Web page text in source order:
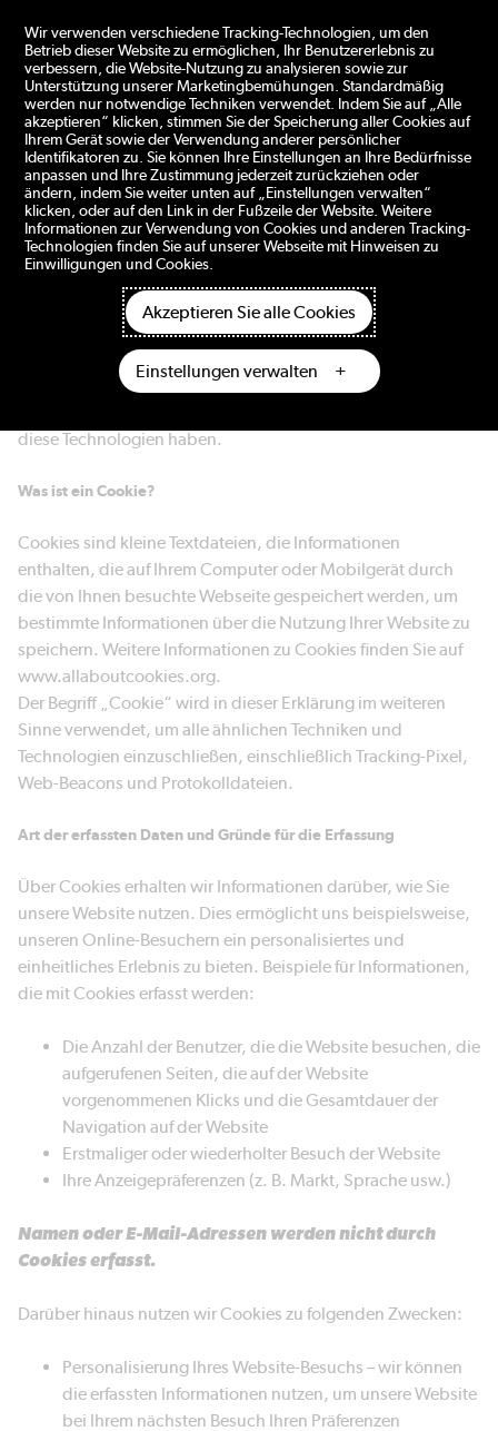
Cookie-Hinweis
Datenschutz hat bei Dometic oberste Priorität. Die
vorliegende Cookie-Richtlinie (die „Richtlinie“) erläutert, wie
die Dometic Group AB (AG) und ihre verbundenen
Unternehmen Cookies und ähnliche Technologien einsetzen,
um Sie wiederzuerkennen, wenn Sie unsere mit dieser
Richtlinie verlinkten Internetseiten besuchen (die
„Website“). Die Richtlinie erläutert, was diese Technologien
diese Technologien haben.
Was ist ein Cookie?
Cookies sind kleine Textdateien, die Informationen
enthalten, die auf Ihrem Computer oder Mobilgerät durch
die von Ihnen besuchte Webseite gespeichert werden, um
bestimmte Informationen über die Nutzung Ihrer Website zu
speichern. Weitere Informationen zu Cookies finden Sie auf
www.allaboutcookies.org.
Der Begriff „Cookie“ wird in dieser Erklärung im weiteren
Sinne verwendet, um alle ähnlichen Techniken und
Technologien einzuschließen, einschließlich Tracking-Pixel,
Web-Beacons und Protokolldateien.
Art der erfassten Daten und Gründe für die Erfassung
Über Cookies erhalten wir Informationen darüber, wie Sie
unsere Website nutzen. Dies ermöglicht uns beispielsweise,
unseren Online-Besuchern ein personalisiertes und
einheitliches Erlebnis zu bieten. Beispiele für Informationen,
die mit Cookies erfasst werden:
Die Anzahl der Benutzer, die die Website besuchen, die
aufgerufenen Seiten, die auf der Website
vorgenommenen Klicks und die Gesamtdauer der
Navigation auf der Website
Erstmaliger oder wiederholter Besuch der Website
Ihre Anzeigepräferenzen (z. B. Markt, Sprache usw.)
Namen oder E-Mail-Adressen werden nicht durch
Cookies erfasst.
Darüber hinaus nutzen wir Cookies zu folgenden Zwecken:
Personalisierung Ihres Website-Besuchs – wir können
die erfassten Informationen nutzen, um unsere Website
bei Ihrem nächsten Besuch Ihren Präferenzen
Wir verwenden verschiedene Tracking-Technologien, um den
Betrieb dieser Website zu ermöglichen, Ihr Benutzererlebnis zu
verbessern, die Website-Nutzung zu analysieren sowie zur
Unterstützung unserer Marketingbemühungen. Standardmäßig
werden nur notwendige Techniken verwendet. Indem Sie auf „Alle
akzeptieren“ klicken, stimmen Sie der Speicherung aller Cookies auf
Ihrem Gerät sowie der Verwendung anderer persönlicher
Identifikatoren zu. Sie können Ihre Einstellungen an Ihre Bedürfnisse
anpassen und Ihre Zustimmung jederzeit zurückziehen oder
ändern, indem Sie weiter unten auf „Einstellungen verwalten“
klicken, oder auf den Link in der Fußzeile der Website. Weitere
Informationen zur Verwendung von Cookies und anderen Tracking-
Technologien finden Sie auf unserer Webseite mit Hinweisen zu
Einwilligungen und Cookies.
Akzeptieren Sie alle Cookies
Einstellungen verwalten